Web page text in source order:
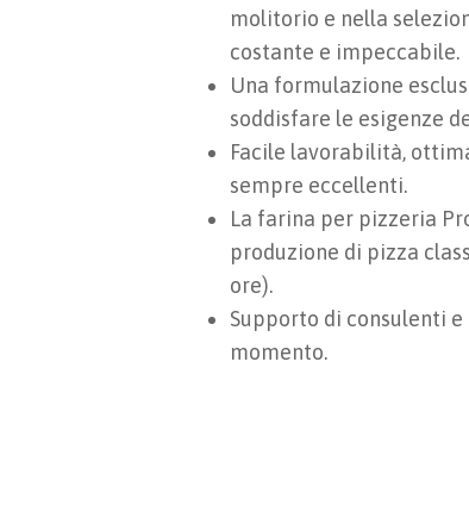
molitorio e nella
costante e impeccabile.
Una formulazione
soddisfare le esigenze
Facile lavorabilità,
sempre eccellenti.
La farina per pizzeria
produzione di pizza
ore).
Supporto di consulenti
momento.